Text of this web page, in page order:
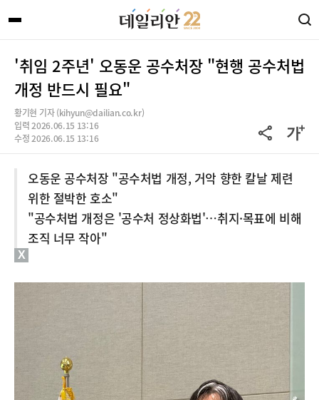
'취임 2주년' 오동운 공수처장 "현행 공수처법
개정 반드시 필요"
황기현 기자 (kihyun@dailian.co.kr)
입력 2026.06.15 13:16
수정 2026.06.15 13:16
오동운 공수처장 "공수처법 개정, 거악 향한 칼날 제련
위한 절박한 호소"
"공수처법 개정은 '공수처 정상화법'…취지·목표에 비해
조직 너무 작아"
X